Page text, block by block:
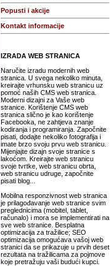
Popusti i akcije
Kontakt informacije
IZRADA WEB STRANICA
Naručite izradu modernih web
stranica. U svega nekoliko minuta,
kreirajte vrhunsku web stranicu uz
pomoć naših CMS web stranica.
Moderni dizajni za Vaše web
stranice. Korištenje CMS web
stranica slično je kao korištenje
Facebooka, ne zahtjeva znanje
kodiranja i programiranja. Započnite
pisati, dodajte nekoliko fotografija i
imate brzo svoju prvu web stranicu.
Mijenjajte dizajn svoje stranice s
lakoćom. Kreirajte web stranicu
svoje tvrtke, web stranicu obrta,
web stranicu udruge, započnite
pisati blog...
Mobilna responzivnost web stranica
je prilagođavanje web stranice svim
preglednicima (mobitel, tablet,
računalo) i mora se implementirati na
sve web stranice. Besplatna
optimizacija za tražilice; SEO
optimizacija omogućava vašoj web
stranici da se prikazuje u prvih deset
rezultata na tražilicama za pojmove
koje pretražuju vaši budući kupci.